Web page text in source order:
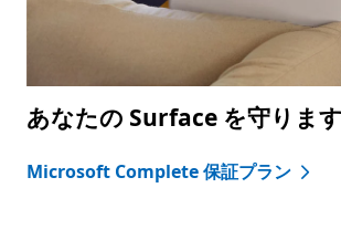
あなたの Surface を守ります
Microsoft Complete 保証プラン